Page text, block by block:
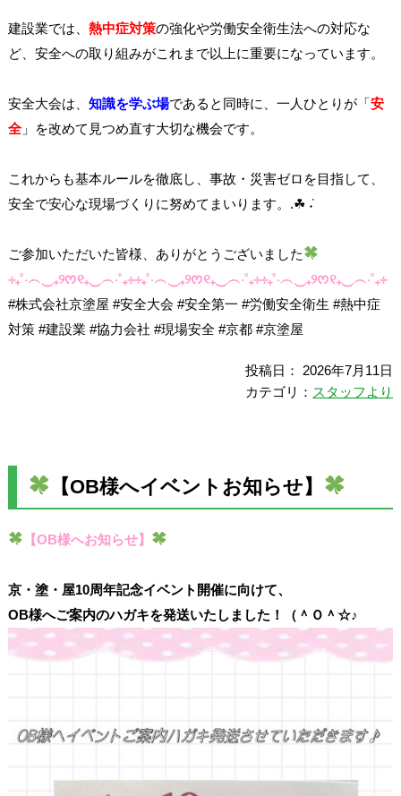
建設業では、 熱中症対策の強化や労働安全衛生法への対応な
ど、安全への取り組みがこれまで以上に重要になっています。
安全大会は、 知識を学ぶ場であると同時に、一人ひとりが「安
全」を改めて見つめ直す大切な機会です。
これからも基本ルールを徹底し、事故・災害ゼロを目指して、
安全で安心な現場づくりに努めてまいります。.☘︎ ݁˖
ご参加いただいた皆様、ありがとうございました
⊹₊˚‧︵‿₊୨ᰔ୧₊‿︵‧˚₊⊹⊹₊˚‧︵‿₊୨ᰔ୧₊‿︵‧˚₊⊹⊹₊˚‧︵‿₊୨ᰔ୧₊‿︵‧˚₊⊹
#株式会社京塗屋 #安全大会 #安全第一 #労働安全衛生 #熱中症
対策 #建設業 #協力会社 #現場安全 #京都 #京塗屋
投稿日： 2026年7月11日
カテゴリ： スタッフより
【OB様へイベントお知らせ】
【OB様へお知らせ】
京・塗・屋10周年記念イベント開催に向けて、
OB様へご案内のハガキを発送いたしました！（＾Ｏ＾☆♪